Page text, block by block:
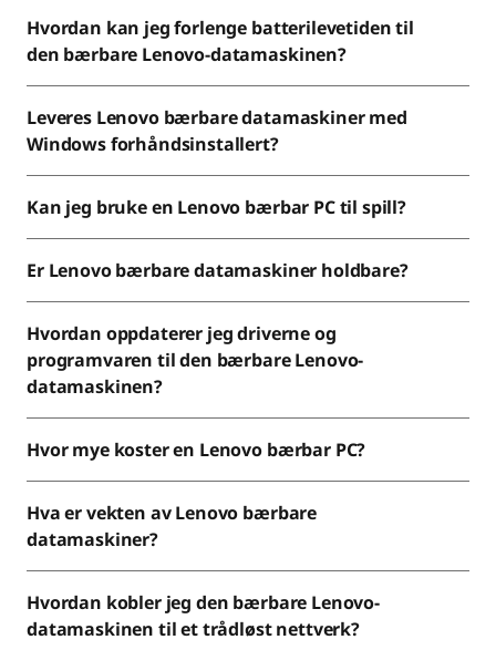
Hvordan kan jeg forlenge batterilevetiden til
den bærbare Lenovo-datamaskinen?
Leveres Lenovo bærbare datamaskiner med
Windows forhåndsinstallert?
Kan jeg bruke en Lenovo bærbar PC til spill?
Er Lenovo bærbare datamaskiner holdbare?
Hvordan oppdaterer jeg driverne og
programvaren til den bærbare Lenovo-
datamaskinen?
Hvor mye koster en Lenovo bærbar PC?
Hva er vekten av Lenovo bærbare
datamaskiner?
Hvordan kobler jeg den bærbare Lenovo-
datamaskinen til et trådløst nettverk?